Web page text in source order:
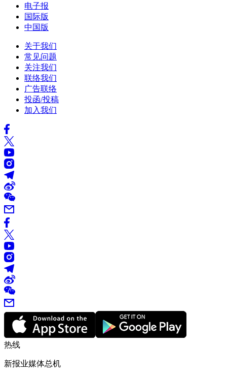
电子报
国际版
中国版
关于我们
常见问题
关注我们
联络我们
广告联络
投函/投稿
加入我们
热线
新报业媒体总机